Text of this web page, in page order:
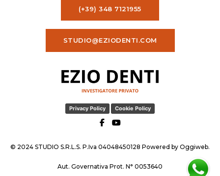
(+39) 348 7121955
STUDIO@EZIODENTI.COM
Privacy Policy Cookie Policy
© 2024 STUDIO S.R.L.S. P.Iva 04048450128 Powered by Oggiweb.
Aut. Governativa Prot. N° 0053640